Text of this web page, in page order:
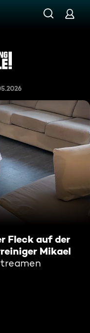
u. a.: Rebellischer
Fleck auf der
Mikael